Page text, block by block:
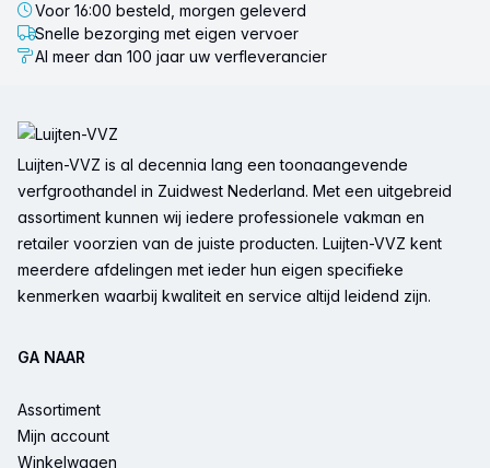
Voor 16:00 besteld, morgen geleverd
Snelle bezorging met eigen vervoer
Al meer dan 100 jaar uw verfleverancier
Luijten-VVZ is al decennia lang een toonaangevende
verfgroothandel in Zuidwest Nederland. Met een uitgebreid
assortiment kunnen wij iedere professionele vakman en
retailer voorzien van de juiste producten. Luijten-VVZ kent
meerdere afdelingen met ieder hun eigen specifieke
kenmerken waarbij kwaliteit en service altijd leidend zijn.
GA NAAR
Assortiment
Mijn account
Winkelwagen